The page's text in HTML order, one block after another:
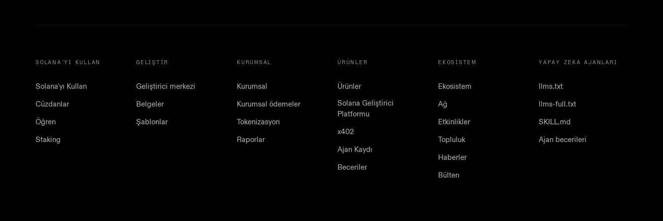
SOLANA'YI KULLAN
Solana'yı Kullan
Cüzdanlar
Öğren
Staking
GELIŞTIR
Geliştirici merkezi
Belgeler
Şablonlar
KURUMSAL
Kurumsal
Kurumsal ödemeler
Tokenizasyon
Raporlar
ÜRÜNLER
Ürünler
Solana Geliştirici
Platformu
x402
Ajan Kaydı
Beceriler
EKOSISTEM
Ekosistem
Ağ
Etkinlikler
Topluluk
Haberler
Bülten
YAPAY ZEKA AJANLARI
llms.txt
llms-full.txt
SKILL.md
Ajan becerileri